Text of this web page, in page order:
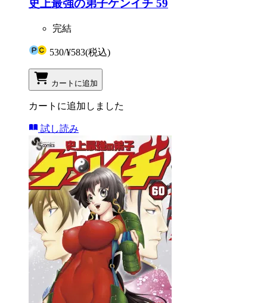
史上最強の弟子ケンイチ 59
完結
530/¥583(税込)
カートに追加
カートに追加しました
試し読み